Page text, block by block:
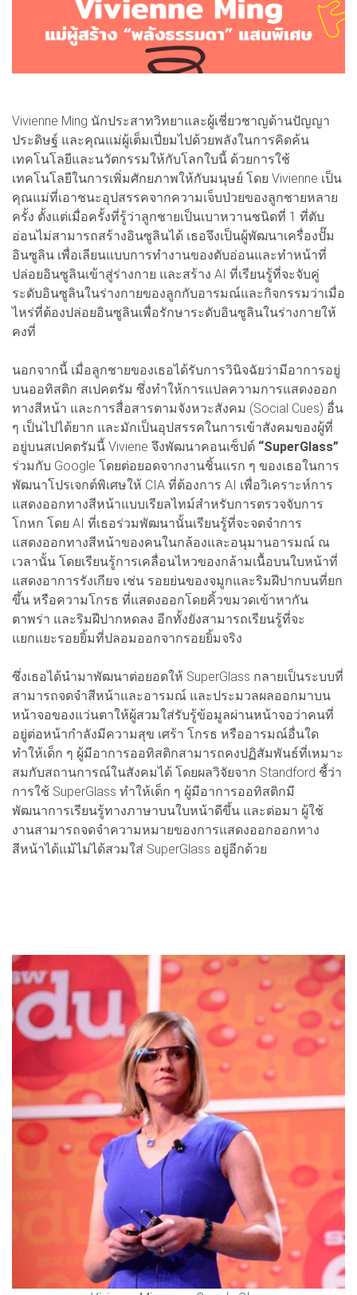
Vivienne Ming นักประสาทวิทยาและผู้เชี่ยวชาญด้านปัญญา
ประดิษฐ์ และคุณแม่ผู้เต็มเปี่ยมไปด้วยพลังในการคิดค้น
เทคโนโลยีและนวัตกรรมให้กับโลกใบนี้ ด้วยการใช้
เทคโนโลยีในการเพิ่มศักยภาพให้กับมนุษย์ โดย Vivienne เป็น
คุณแม่ที่เอาชนะอุปสรรคจากความเจ็บป่วยของลูกชายหลาย
ครั้ง ตั้งแต่เมื่อครั้งที่รู้ว่าลูกชายเป็นเบาหวานชนิดที่ 1 ที่ตับ
อ่อนไม่สามารถสร้างอินซูลินได้ เธอจึงเป็นผู้พัฒนาเครื่องปั๊ม
อินซูลิน เพื่อเลียนแบบการทำงานของตับอ่อนและทำหน้าที่
ปล่อยอินซูลินเข้าสู่ร่างกาย และสร้าง AI ที่เรียนรู้ที่จะจับคู่
ระดับอินซูลินในร่างกายของลูกกับอารมณ์และกิจกรรมว่าเมื่อ
ไหร่ที่ต้องปล่อยอินซูลินเพื่อรักษาระดับอินซูลินในร่างกายให้
คงที่
นอกจากนี้ เมื่อลูกชายของเธอได้รับการวินิจฉัยว่ามีอาการอยู่
บนออทิสติก สเปคตรัม ซึ่งทำให้การแปลความการแสดงออก
ทางสีหน้า และการสื่อสารตามจังหวะสังคม (Social Cues) อื่น
ๆ เป็นไปได้ยาก และมักเป็นอุปสรรคในการเข้าสังคมของผู้ที่
อยู่บนสเปคตรัมนี้ Viviene จึงพัฒนาคอนเซ็ปต์ “SuperGlass”
ร่วมกับ Google โดยต่อยอดจากงานชิ้นแรก ๆ ของเธอในการ
พัฒนาโปรเจกต์พิเศษให้ CIA ที่ต้องการ AI เพื่อวิเคราะห์การ
แสดงออกทางสีหน้าแบบเรียลไทม์สำหรับการตรวจจับการ
โกหก โดย AI ที่เธอร่วมพัฒนานั้นเรียนรู้ที่จะจดจำการ
แสดงออกทางสีหน้าของคนในกล้องและอนุมานอารมณ์ ณ
เวลานั้น โดยเรียนรู้การเคลื่อนไหวของกล้ามเนื้อบนใบหน้าที่
แสดงอาการรังเกียจ เช่น รอยย่นของจมูกและริมฝีปากบนที่ยก
ขึ้น หรือความโกรธ ที่แสดงออกโดยคิ้วขมวดเข้าหากัน
ตาพร่า และริมฝีปากหดลง อีกทั้งยังสามารถเรียนรู้ที่จะ
แยกแยะรอยยิ้มที่ปลอมออกจากรอยยิ้มจริง
ซึ่งเธอได้นำมาพัฒนาต่อยอดให้ SuperGlass กลายเป็นระบบที่
สามารถจดจำสีหน้าและอารมณ์ และประมวลผลออกมาบน
หน้าจอของแว่นตาให้ผู้สวมใส่รับรู้ข้อมูลผ่านหน้าจอว่าคนที่
อยู่ต่อหน้ากำลังมีความสุข เศร้า โกรธ หรืออารมณ์อื่นใด
ทำให้เด็ก ๆ ผู้มีอาการออทิสติกสามารถคงปฏิสัมพันธ์ที่เหมาะ
สมกับสถานการณ์ในสังคมได้ โดยผลวิจัยจาก Standford ชี้ว่า
การใช้ SuperGlass ทำให้เด็ก ๆ ผู้มีอาการออทิสติกมี
พัฒนาการเรียนรู้ทางภาษาบนใบหน้าดีขึ้น และต่อมา ผู้ใช้
งานสามารถจดจำความหมายของการแสดงออกออกทาง
สีหน้าได้แม้ไม่ได้สวมใส่ SuperGlass อยู่อีกด้วย